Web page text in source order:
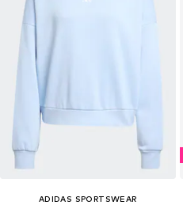
ADIDAS SPORTSWEAR